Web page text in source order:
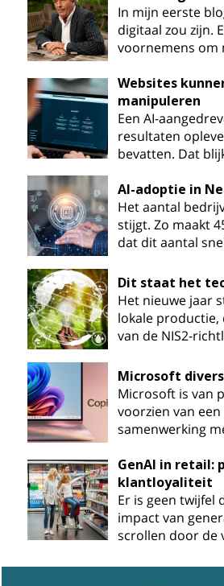
In mijn eerste
digitaal zou zijn.
voornemens om
Websites
manipuleren
Een AI-
resultaten
bevatten. Dat
AI-adoptie in
Het aantal
stijgt. Zo maakt
dat dit aantal
Dit staat het
Het nieuwe jaar
lokale productie,
van de NIS2-
Microsoft
Microsoft is van
voorzien van
samenwerking
GenAI in retail:
klantloyaliteit
Er is geen twijfel
impact van
scrollen door de